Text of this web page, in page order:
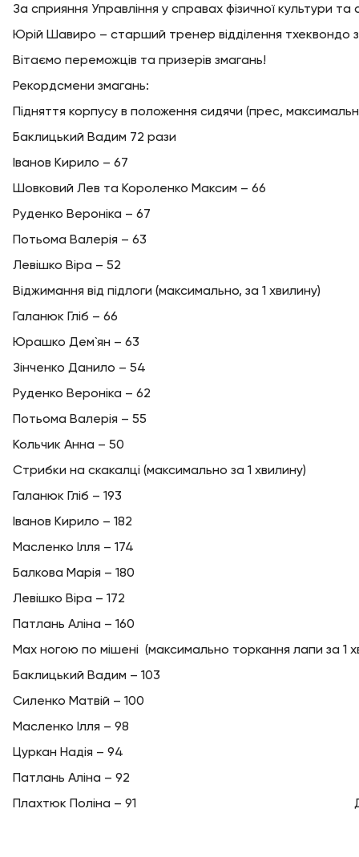
За сприяння Управління у справах фізичної культури
Юрій Шавиро – старший тренер відділення тхеквондо
Вітаємо переможців та призерів змагань!
Рекордсмени змагань:
Підняття корпусу в положення сидячи (прес,
Баклицький Вадим 72 рази
Іванов Кирило – 67
Шовковий Лев та Короленко Максим – 66
Руденко Вероніка – 67
Потьома Валерія – 63
Левішко Віра – 52
Віджимання від підлоги (максимально, за 1 хвилину)
Галанюк Гліб – 66
Юрашко Дем`ян – 63
Зінченко Данило – 54
Руденко Вероніка – 62
Потьома Валерія – 55
Кольчик Анна – 50
Стрибки на скакалці (максимально за 1 хвилину)
Галанюк Гліб – 193
Іванов Кирило – 182
Масленко Ілля – 174
Балкова Марія – 180
Левішко Віра – 172
Патлань Аліна – 160
Мах ногою по мішені (максимально торкання лапи за 1
Баклицький Вадим – 103
Силенко Матвій – 100
Масленко Ілля – 98
Цуркан Надія – 94
Патлань Аліна – 92
Плахтюк Поліна – 91